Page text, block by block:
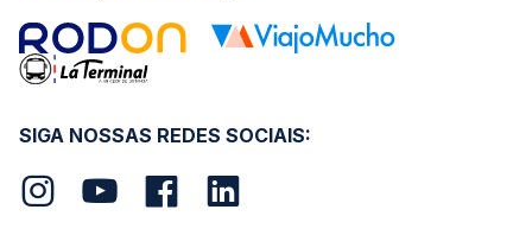
SIGA NOSSAS REDES SOCIAIS: